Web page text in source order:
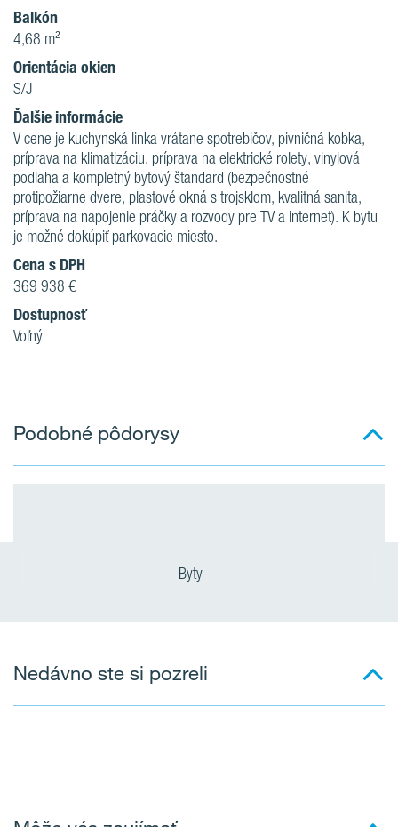
Balkón
4,68 m²
Orientácia okien
S/J
Ďalšie informácie
V cene je kuchynská linka vrátane spotrebičov, pivničná kobka,
príprava na klimatizáciu, príprava na elektrické rolety, vinylová
podlaha a kompletný bytový štandard (bezpečnostné
protipožiarne dvere, plastové okná s trojsklom, kvalitná sanita,
príprava na napojenie práčky a rozvody pre TV a internet). K bytu
je možné dokúpiť parkovacie miesto.
Cena s DPH
369 938 €
Dostupnosť
Voľný
Podobné pôdorysy
Byty
Nedávno ste si pozreli